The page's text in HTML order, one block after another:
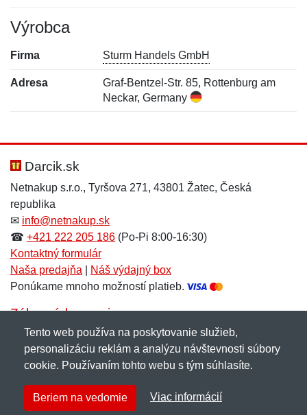
Výrobca
Firma Sturm Handels GmbH
Adresa
Graf-Bentzel-Str. 85, Rottenburg am
Neckar, Germany
Hodnotenie:
Meno:*
E-mail:
Správa*
Meno:
E-mail:*
Správa*
Darcik.sk
Netnakup s.r.o., Tyršova 271, 43801 Žatec, Česká
republika
✉ info@netnakup.sk
☎ +421 222 205 186 (Po-Pi 8:00-16:30)
Kontaktný formulár
Naša predajňa
Náš výdajný box
Ponúkame mnoho možností platieb.
Zákaznícky servis
Novinky emailom
Copyright © 2007-2026 (19 rokov s vami)Netnakup.sk
NetIQ. Všetky práva vyhradené.
Tento web používa na poskytovanie služieb,
personalizáciu reklám a analýzu návštevnosti súbory
cookie. Používaním tohto webu s tým súhlasíte.
Beriem na vedomie Viac informácií